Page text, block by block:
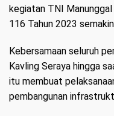
kegiatan TNI
116 Tahun 2023
Kebersamaan seluruh
Kavling Seraya hingga
itu membuat
pembangunan